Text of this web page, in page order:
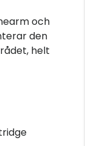
och
den
helt